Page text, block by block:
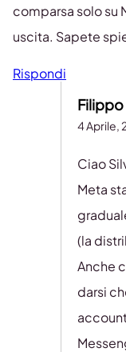
comparsa solo su
uscita. Sapete
Rispondi
4 Aprile,
Ciao
Meta
(la
Anche
darsi